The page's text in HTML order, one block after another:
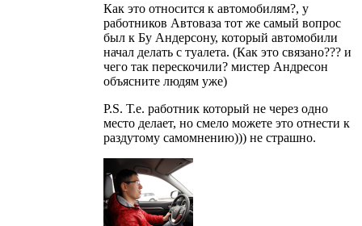
Как это относится к автомобилям?, у
работников Автoваза тот же самый вопрос
был к Бу Андерсону, который автомобили
начал делать с туалета. (Как это связано??? и
чего так перескочили? мистер Андресон
объясните людям уже)
P.S. Т.е. работник который не через одно
место делает, но смело можете это отнести к
раздутому самомнению))) не страшно.